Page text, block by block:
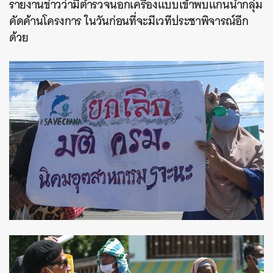
รายงานข่าวว่ามีตำรวจนอกเครื่องแบบเข้าพบแกนนำกลุ่ม
คัดค้านโครงการ ในวันก่อนที่จะมีเวทีประชาพิจารณ์อีก
ด้วย